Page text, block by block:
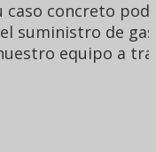
concreto
suministro de
equipo a